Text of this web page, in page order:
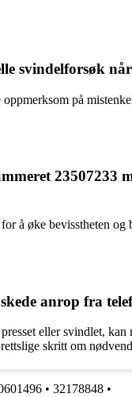
svindelforsøk
på
23507233
å øke bevisstheten
anrop fra
eller svindlet,
skritt om
• 32178848 •